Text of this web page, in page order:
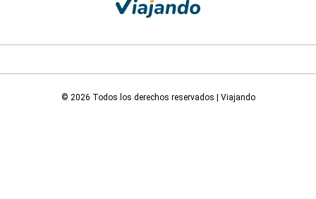
© 2026 Todos los derechos reservados | Viajando